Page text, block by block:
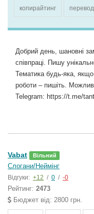
копирайтинг перевод
Добрий день, шановні
співпраці. Пишу
Тематика будь-яка,
роботи – пишіть.
Telegram: https://t.me/
Vabat Вільний
Слогани/Неймінг
Відгуки: +12 / 0 / -0
Рейтинг: 2473
Бюджет від: 2800 грн.